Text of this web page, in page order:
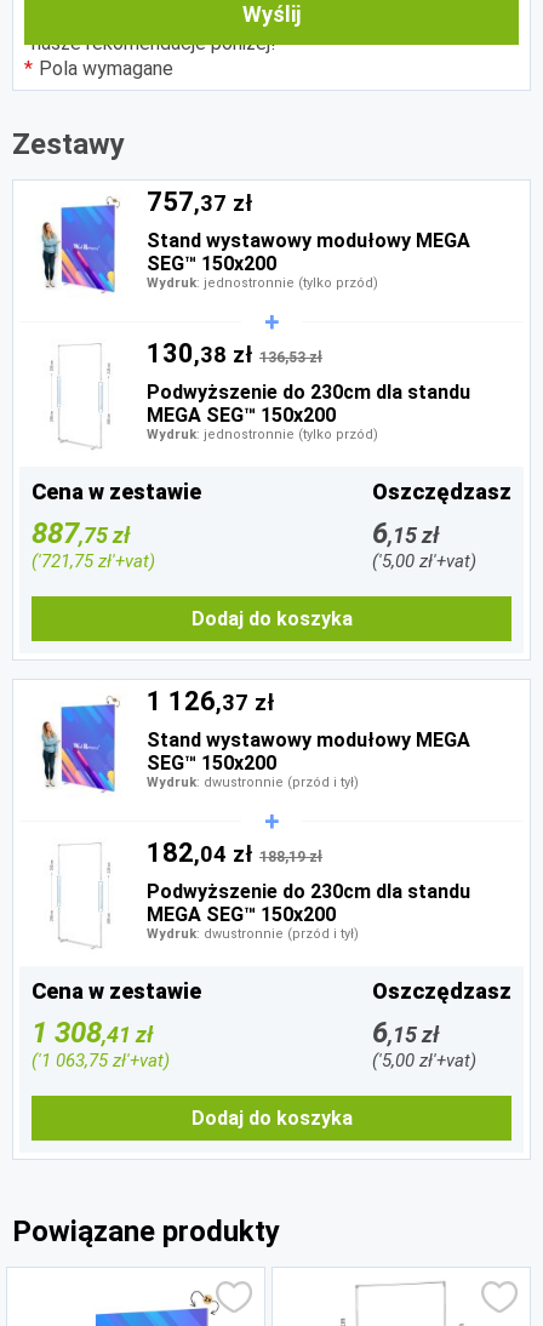
Wyślij
Pola wymagane
wybór, przygotowaliśmy gotowe zestawy – sprawdź
nasze rekomendacje poniżej!
Zestawy
757,37 zł
Stand wystawowy modułowy MEGA
SEG™ 150x200
Wydruk: jednostronnie (tylko przód)
130,38 zł 136,53 zł
Podwyższenie do 230cm dla standu
MEGA SEG™ 150x200
Wydruk: jednostronnie (tylko przód)
Cena w zestawie
887,75 zł
('721,75 zł'+vat)
Oszczędzasz
6,15 zł
('5,00 zł'+vat)
Dodaj do koszyka
1 126,37 zł
Stand wystawowy modułowy MEGA
SEG™ 150x200
Wydruk: dwustronnie (przód i tył)
182,04 zł 188,19 zł
Podwyższenie do 230cm dla standu
MEGA SEG™ 150x200
Wydruk: dwustronnie (przód i tył)
Cena w zestawie
1 308,41 zł
('1 063,75 zł'+vat)
Oszczędzasz
6,15 zł
('5,00 zł'+vat)
Dodaj do koszyka
Powiązane produkty